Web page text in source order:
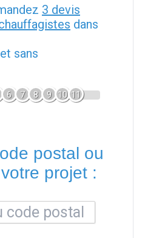
3 devis
dans
sans
6 7 8 9 10 11
postal ou
projet :